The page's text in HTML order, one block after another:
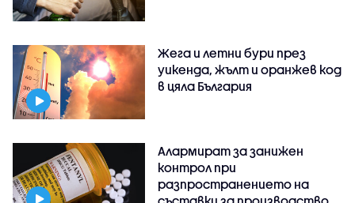
Жега и летни бури през
уикенда, жълт и оранжев код
в цяла България
Алармират за занижен
контрол при
разпространението на